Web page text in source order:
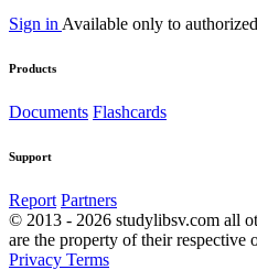
Sign in Available only to
Products
Documents Flashcards
Support
Report Partners
© 2013 - 2026 studylibsv.com all
are the property of their respective
Privacy Terms